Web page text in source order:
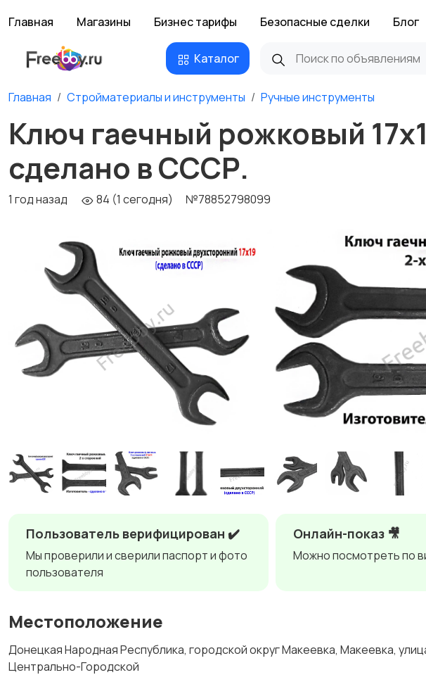
Главная Магазины Бизнес тарифы Безопасные сделки Блог
Каталог
Главная Стройматериалы и инструменты Ручные инструменты
Ключ гаечный рожковый
сделано в СССР.
1 год назад 84 (1 сегодня) №78852798099
Пользователь верифицирован ✔️
Мы проверили и сверили паспорт и фото
пользователя
Онлайн-показ 🎥
Можно посмотреть по
Местоположение
Донецкая Народная Республика, городской округ Макеевка, Макеевка,
Центрально-Городской